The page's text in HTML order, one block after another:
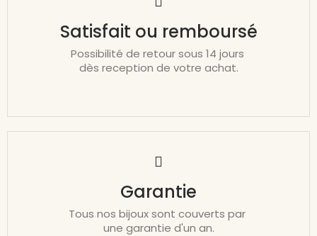
Satisfait ou remboursé
Possibilité de retour sous 14 jours
dès reception de votre achat.
Garantie
Tous nos bijoux sont couverts par
une garantie d'un an.